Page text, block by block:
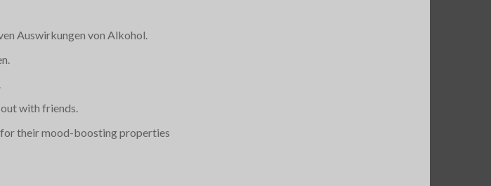
Auswirkungen von Alkohol.
with friends.
their mood-boosting properties​